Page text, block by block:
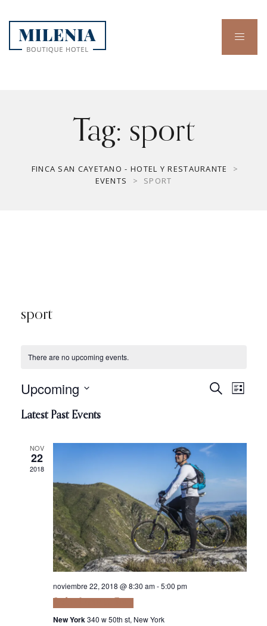
Tag: sport
FINCA SAN CAYETANO - HOTEL Y RESTAURANTE
>
EVENTS
> SPORT
sport
There are no upcoming events.
and
SearchList
Upcoming
date.
Latest Past Events
NOV
22
2018
noviembre 22, 2018 @ 8:30 am-5:00 pm
New York340 w 50th st, New York